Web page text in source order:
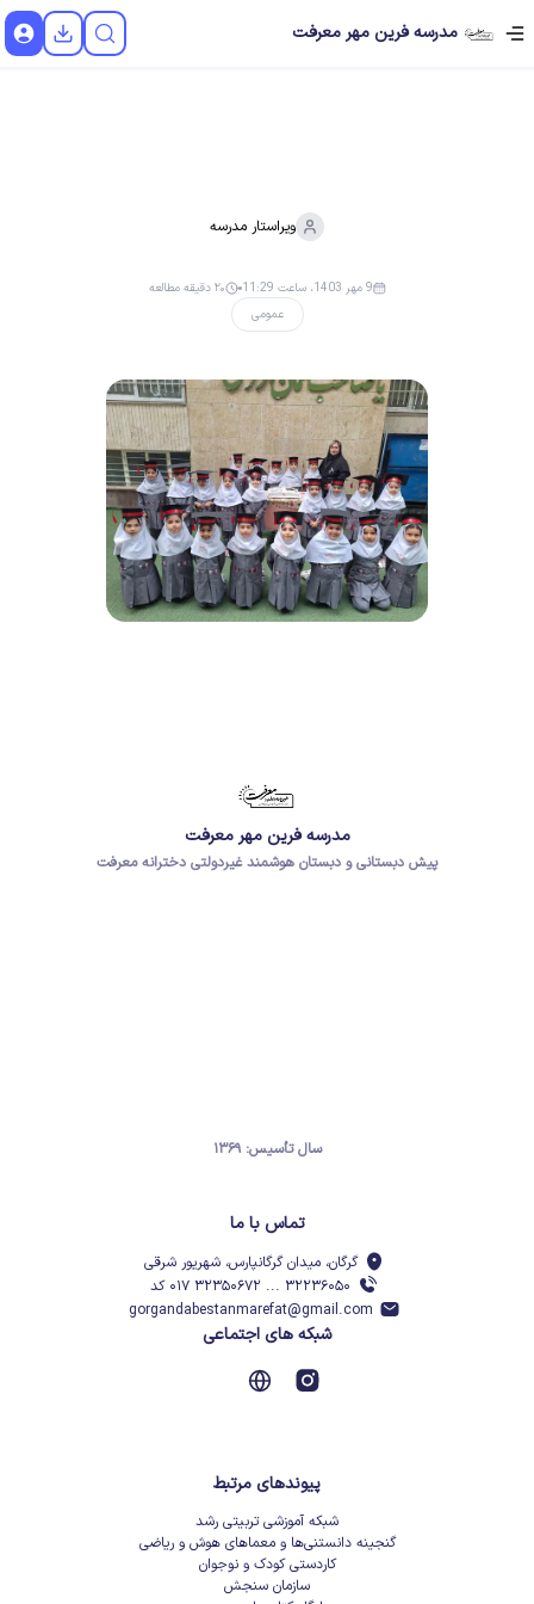
مدرسه فرین مهر معرفت
ویراستار مدرسه
عمومی
9 مهر 1403، ساعت 11:29 ۲۰ دقیقه مطالعه
مدرسه فرین مهر معرفت
پیش دبستانی و دبستان هوشمند غیردولتی دخترانه معرفت
سال تأسیس: ۱۳۶۹
تماس با ما
گرگان، میدان گرگانپارس، شهریور شرقی
۳۲۲۳۶۰۵۰ ... ۳۲۳۵۰۶۷۲ ۰۱۷ کد
gorgandabestanmarefat@gmail.com
شبکه های اجتماعی
پیوندهای مرتبط
شبکه آموزشی تربیتی رشد
گنجینه دانستنی‌ها و معماهای هوش و ریاضی
کاردستی کودک و نوجوان
سازمان سنجش